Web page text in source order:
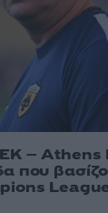
–
που